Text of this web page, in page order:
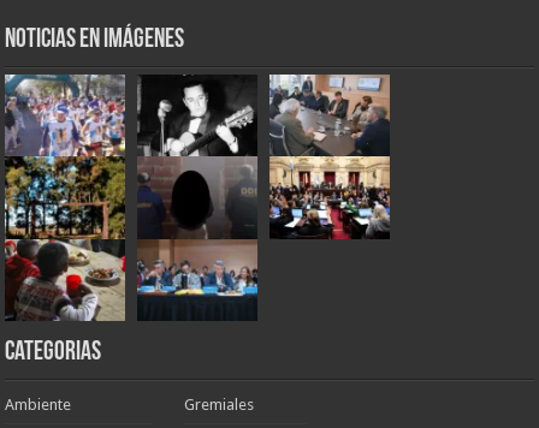
Noticias en Imágenes
Categorias
Ambiente Gremiales